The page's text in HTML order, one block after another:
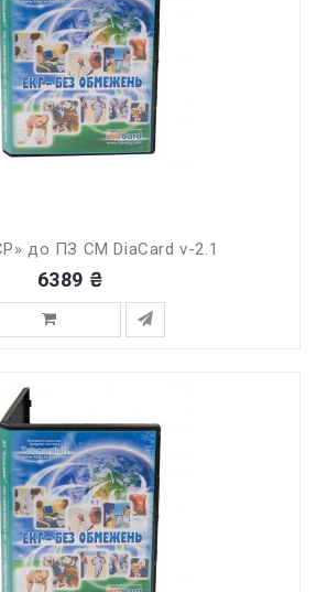
до ПЗ СМ DiaCard v-2.1
6389 ₴